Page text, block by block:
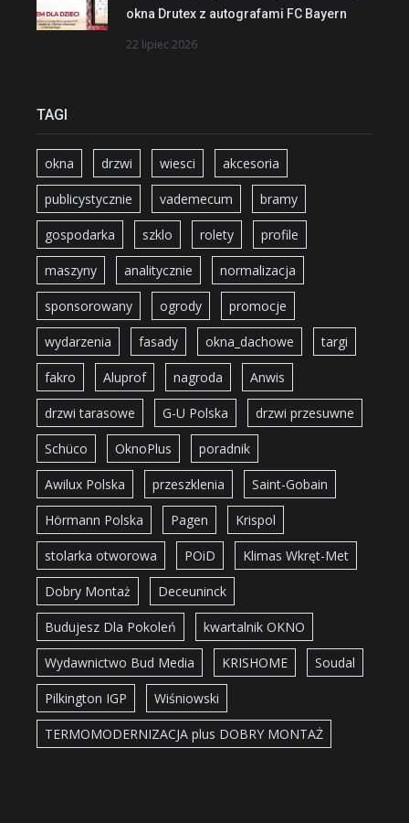
okna Drutex z autografami FC Bayern
22 lipiec 2026
TAGI
okna drzwi wiesci akcesoria
publicystycznie vademecum bramy
gospodarka szklo rolety profile
maszyny analitycznie normalizacja
sponsorowany ogrody promocje
wydarzenia fasady okna_dachowe targi
fakro Aluprof nagroda Anwis
drzwi tarasowe G-U Polska drzwi przesuwne
Schüco OknoPlus poradnik
Awilux Polska przeszklenia Saint-Gobain
Hörmann Polska Pagen Krispol
stolarka otworowa POiD Klimas Wkręt-Met
Dobry Montaż Deceuninck
Budujesz Dla Pokoleń kwartalnik OKNO
Wydawnictwo Bud Media KRISHOME Soudal
Pilkington IGP Wiśniowski
TERMOMODERNIZACJA plus DOBRY MONTAŻ